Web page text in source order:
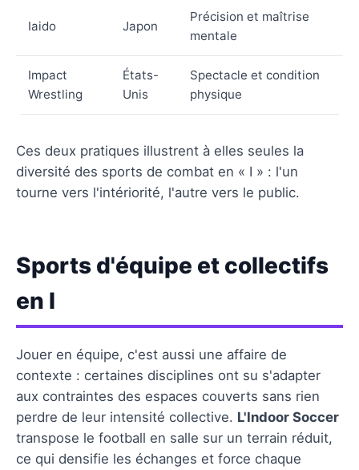
Iaido Japon
Précision et maîtrise
mentale
Impact
Wrestling
États-
Unis
Spectacle et condition
physique
Ces deux pratiques illustrent à elles seules la
diversité des sports de combat en « I » : l'un
tourne vers l'intériorité, l'autre vers le public.
Sports d'équipe et collectifs
en I
Jouer en équipe, c'est aussi une affaire de
contexte : certaines disciplines ont su s'adapter
aux contraintes des espaces couverts sans rien
perdre de leur intensité collective. L'Indoor Soccer
transpose le football en salle sur un terrain réduit,
ce qui densifie les échanges et force chaque